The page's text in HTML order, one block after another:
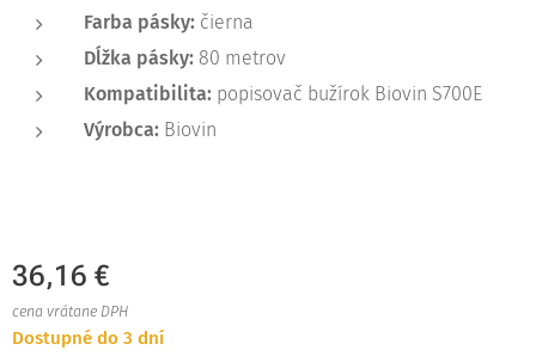
Farba pásky: čierna
Dĺžka pásky: 80 metrov
Kompatibilita: popisovač bužírok Biovin S700E
Výrobca: Biovin
36,16 €
cena vrátane DPH
Dostupné do 3 dní